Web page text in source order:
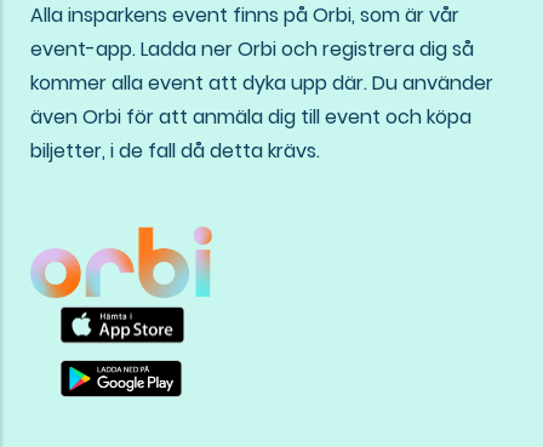
Alla insparkens event finns på Orbi, som är vår
event-app. Ladda ner Orbi och registrera dig så
kommer alla event att dyka upp där. Du använder
även Orbi för att anmäla dig till event och köpa
biljetter, i de fall då detta krävs.